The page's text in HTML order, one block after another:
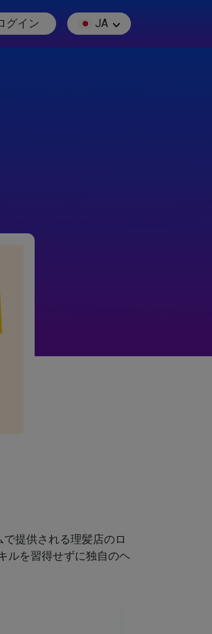
グイン JA
提供される理髪店のロ
ルを習得せずに独自のヘ